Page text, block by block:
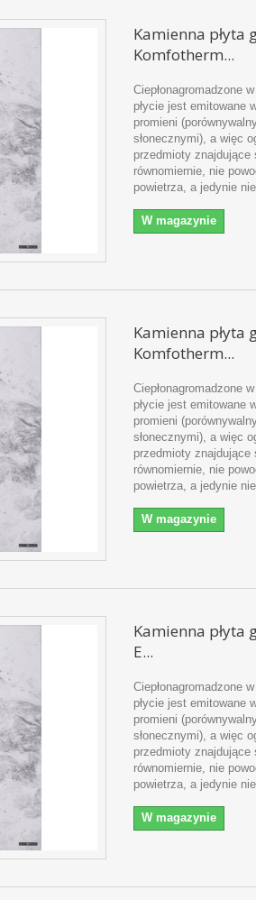
Kamienna płyta
Komfotherm...
Ciepłonagromadzone
płycie jest emitowane
promieni
słonecznymi), a więc
przedmioty
równomiernie, nie
powietrza, a jedynie
W magazynie
Kamienna płyta
Komfotherm...
Ciepłonagromadzone
płycie jest emitowane
promieni
słonecznymi), a więc
przedmioty
równomiernie, nie
powietrza, a jedynie
W magazynie
Kamienna płyta
E...
Ciepłonagromadzone
płycie jest emitowane
promieni
słonecznymi), a więc
przedmioty
równomiernie, nie
powietrza, a jedynie
W magazynie